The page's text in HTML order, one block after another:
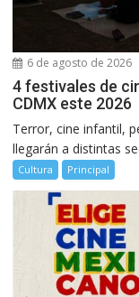
6 de agosto de 2026
4 festivales de
CDMX este 2026
Terror, cine infantil,
llegarán a distintas
Cultura Principal